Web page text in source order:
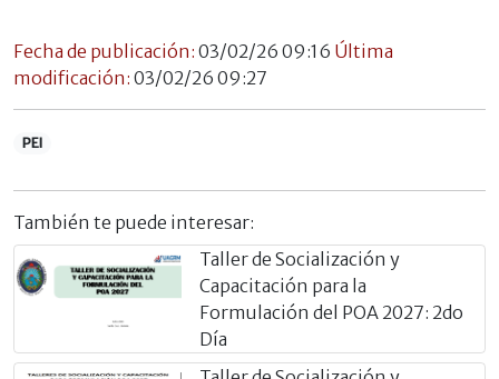
Fecha de publicación: 03/02/26 09:16 Última
modificación: 03/02/26 09:27
PEI
También te puede interesar:
Taller de Socialización y
Capacitación para la
Formulación del POA 2027: 2do
Día